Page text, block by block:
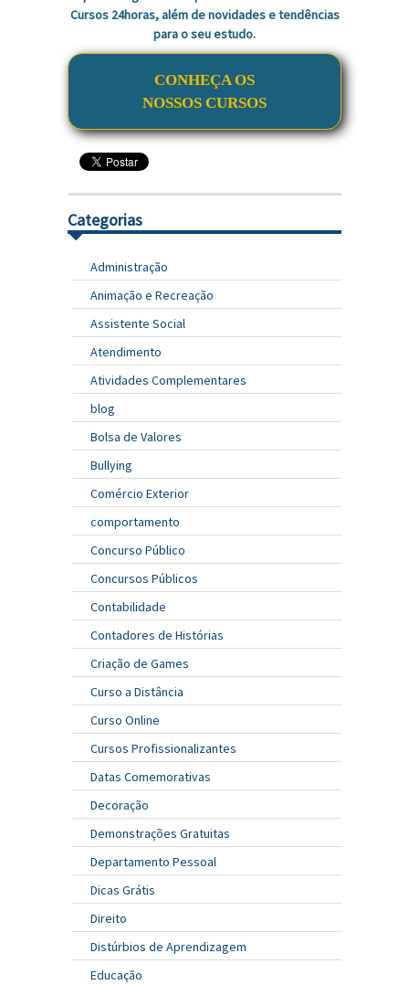
Cursos 24horas, além de novidades e tendências
para o seu estudo.
CONHEÇA OS
NOSSOS CURSOS
Categorias
Administração
Animação e Recreação
Assistente Social
Atendimento
Atividades Complementares
blog
Bolsa de Valores
Bullying
Comércio Exterior
comportamento
Concurso Público
Concursos Públicos
Contabilidade
Contadores de Histórias
Criação de Games
Curso a Distância
Curso Online
Cursos Profissionalizantes
Datas Comemorativas
Decoração
Demonstrações Gratuitas
Departamento Pessoal
Dicas Grátis
Direito
Distúrbios de Aprendizagem
Educação